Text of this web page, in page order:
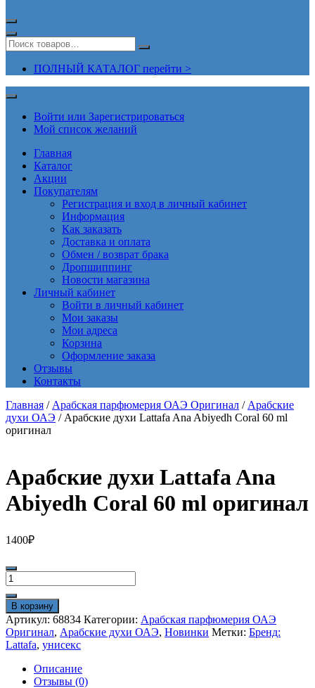
ПОЛНЫЙ КАТАЛОГ перейти >
Войти или Зарегистрироваться
Мой список желаний
Главная
Каталог
Акции
Покупателям
Регистрация и вход в личный кабинет
Информация
Как заказать
Доставка и оплата
Обмен / возврат брака
Дропшиппинг
Новости магазина
Личный кабинет
Войти в личный кабинет
Мои заказы
Мои адреса
Корзина
Оформление заказа
Отзывы
Контакты
Главная / Арабская парфюмерия ОАЭ Оригинал / Арабские
духи ОАЭ / Арабские духи Lattafa Ana Abiyedh Coral 60 ml
оригинал
Арабские духи Lattafa Ana
Abiyedh Coral 60 ml оригинал
1400₽
Количество
товара
Арабские
духи
Lattafa
Ana
Abiyedh
Coral
В корзину
Артикул: 68834 Категории: Арабская парфюмерия ОАЭ
Оригинал, Арабские духи ОАЭ, Новинки Метки: Бренд:
Lattafa, унисекс
Описание
Отзывы (0)